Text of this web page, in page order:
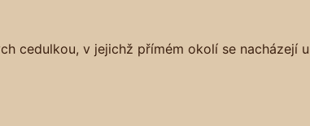
cedulkou, v jejichž přímém okolí se nacházejí